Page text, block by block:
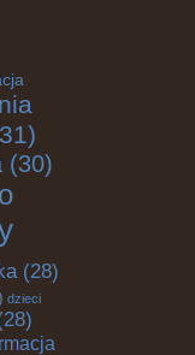
(30)
(28)
dzieci